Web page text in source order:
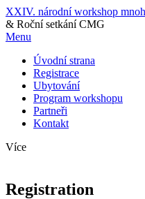
XXIV. národní workshop
& Roční setkání CMG
Menu
Úvodní strana
Registrace
Ubytování
Program workshopu
Partneři
Kontakt
Více
Registration